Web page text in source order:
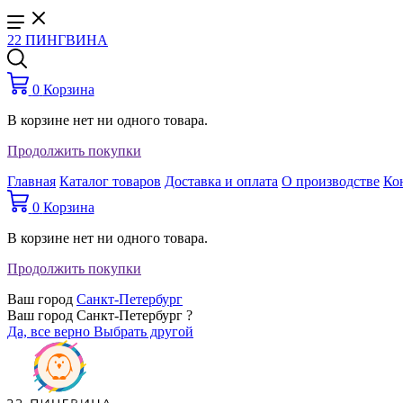
22 ПИНГВИНА
0 Корзина
В корзине нет ни одного товара.
Продолжить покупки
Главная Каталог товаров Доставка и оплата О производстве
0 Корзина
В корзине нет ни одного товара.
Продолжить покупки
Ваш город Санкт-Петербург
Ваш город Санкт-Петербург ?
Да, все верно Выбрать другой